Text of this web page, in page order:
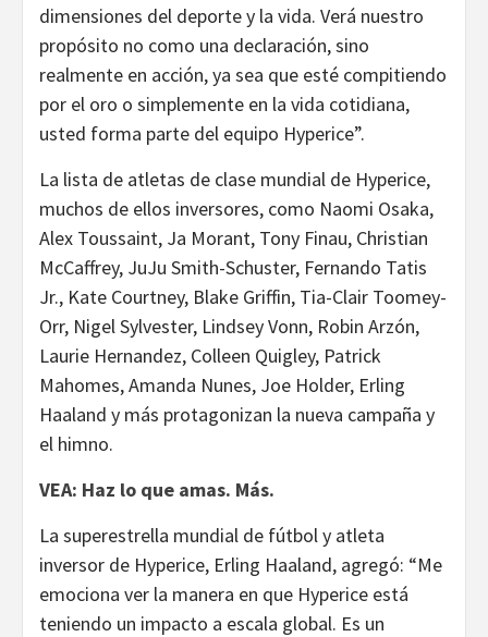
dimensiones del deporte y la vida. Verá nuestro
propósito no como una declaración, sino
realmente en acción, ya sea que esté compitiendo
por el oro o simplemente en la vida cotidiana,
usted forma parte del equipo Hyperice”.
La lista de atletas de clase mundial de Hyperice,
muchos de ellos inversores, como Naomi Osaka,
Alex Toussaint, Ja Morant, Tony Finau, Christian
McCaffrey, JuJu Smith-Schuster, Fernando Tatis
Jr., Kate Courtney, Blake Griffin, Tia-Clair Toomey-
Orr, Nigel Sylvester, Lindsey Vonn, Robin Arzón,
Laurie Hernandez, Colleen Quigley, Patrick
Mahomes, Amanda Nunes, Joe Holder, Erling
Haaland y más protagonizan la nueva campaña y
el himno.
VEA: Haz lo que amas. Más.
La superestrella mundial de fútbol y atleta
inversor de Hyperice, Erling Haaland, agregó: “Me
emociona ver la manera en que Hyperice está
teniendo un impacto a escala global. Es un